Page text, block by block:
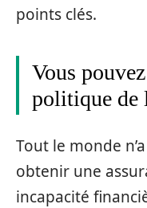
points clés.
Vous
politique de
Tout le monde
obtenir une
incapacité